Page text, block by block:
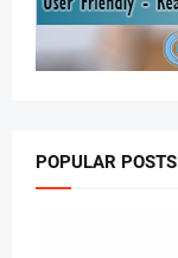
POPULAR POSTS